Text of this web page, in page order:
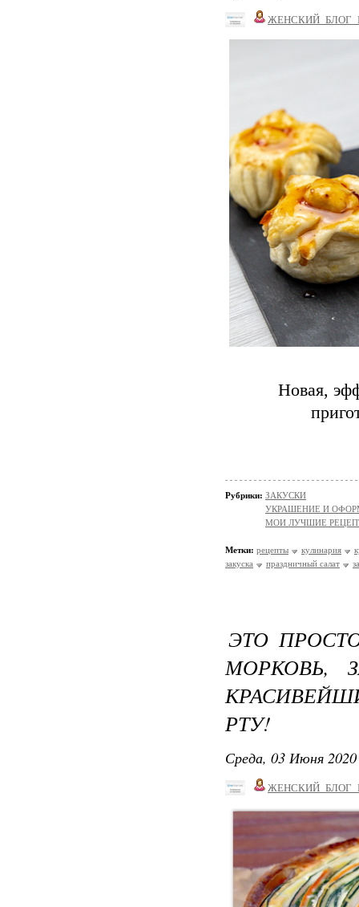
Новая,
Рубрики: ЗАКУСКИ
УКРАШЕНИЕ И
МОИ ЛУЧШИЕ
Метки: рецепты кулинария
закуска
праздничный салат
ЭТО
МОРКОВЬ,
РТУ!
Среда, 03 Июня